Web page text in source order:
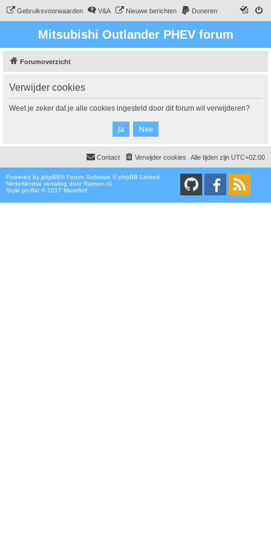
Gebruiksvoorwaarden V&A Nieuwe berichten Doneren
Mitsubishi Outlander PHEV forum
Forumoverzicht
Verwijder cookies
Weet je zeker dat je alle cookies ingesteld door dit forum wil verwijderen?
Alle tijden zijn UTC+02:00
Verwijder cookies
Contact
Powered by phpBB® Forum Software © phpBB Limited
Nederlandse vertaling door Raimon.nl
Style proflat © 2017 Mazeltof